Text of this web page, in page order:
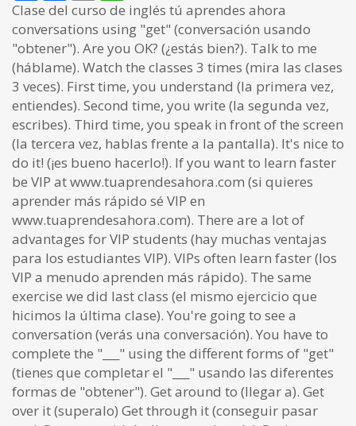
Clase del curso de inglés tú aprendes ahora
conversations using "get" (conversación usando
"obtener"). Are you OK? (¿estás bien?). Talk to me
(háblame). Watch the classes 3 times (mira las clases
3 veces). First time, you understand (la primera vez,
entiendes). Second time, you write (la segunda vez,
escribes). Third time, you speak in front of the screen
(la tercera vez, hablas frente a la pantalla). It's nice to
do it! (¡es bueno hacerlo!). If you want to learn faster
be VIP at www.tuaprendesahora.com (si quieres
aprender más rápido sé VIP en
www.tuaprendesahora.com). There are a lot of
advantages for VIP students (hay muchas ventajas
para los estudiantes VIP). VIPs often learn faster (los
VIP a menudo aprenden más rápido). The same
exercise we did last class (el mismo ejercicio que
hicimos la última clase). You're going to see a
conversation (verás una conversación). You have to
complete the "___" using the different forms of "get"
(tienes que completar el "___" usando las diferentes
formas de "obtener"). Get around to (llegar a). Get
over it (superalo) Get through it (conseguir pasar